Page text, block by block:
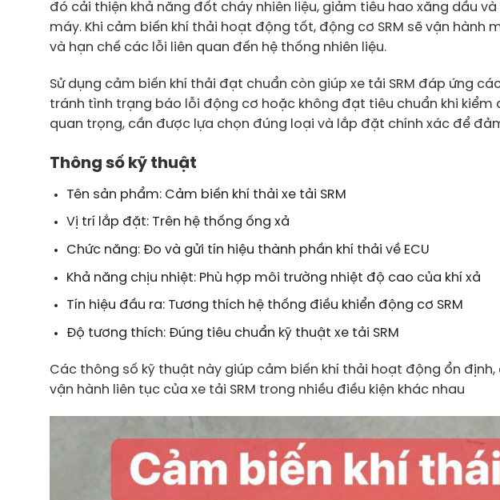
đó cải thiện khả năng đốt cháy nhiên liệu, giảm tiêu hao xăng dầu
máy. Khi cảm biến khí thải hoạt động tốt, động cơ SRM sẽ vận hành
và hạn chế các lỗi liên quan đến hệ thống nhiên liệu.
Sử dụng cảm biến khí thải đạt chuẩn còn giúp xe tải SRM đáp ứng
tránh tình trạng báo lỗi động cơ hoặc không đạt tiêu chuẩn khi kiểm
quan trọng, cần được lựa chọn đúng loại và lắp đặt chính xác để
Thông số kỹ thuật
Tên sản phẩm: Cảm biến khí thải xe tải SRM
Vị trí lắp đặt: Trên hệ thống ống xả
Chức năng: Đo và gửi tín hiệu thành phần khí thải về ECU
Khả năng chịu nhiệt: Phù hợp môi trường nhiệt độ cao của khí xả
Tín hiệu đầu ra: Tương thích hệ thống điều khiển động cơ SRM
Độ tương thích: Đúng tiêu chuẩn kỹ thuật xe tải SRM
Các thông số kỹ thuật này giúp cảm biến khí thải hoạt động ổn định,
vận hành liên tục của xe tải SRM trong nhiều điều kiện khác nhau